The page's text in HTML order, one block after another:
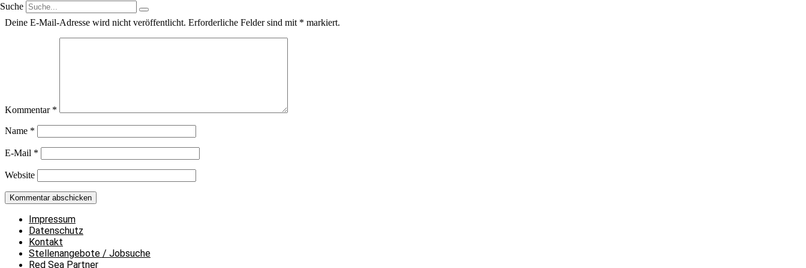
Suche
Deine E-Mail-Adresse wird nicht veröffentlicht. Erforderliche Felder sind mit * markiert.
Kommentar *
Name *
E-Mail *
Website
Impressum
Datenschutz
Kontakt
Stellenangebote / Jobsuche
Red Sea Partner